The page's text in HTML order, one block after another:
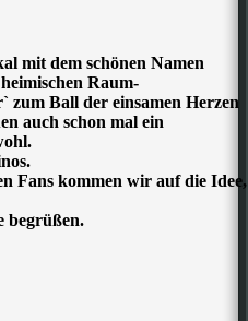
mit dem schönen Namen
Raum-
zum Ball der einsamen Herzen
auch schon mal ein
Fans kommen wir auf die Idee,
begrüßen.